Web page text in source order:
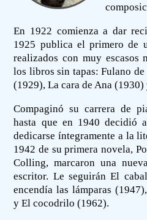
En 1922 comienza a dar
1925 publica el primero de
realizados con muy escasos
los libros sin tapas: Fulano
(1929), La cara de Ana
Compaginó su carrera de
hasta que en 1940 decidió
dedicarse íntegramente a la
1942 de su primera novela,
Colling, marcaron una
escritor. Le seguirán El
encendía las lámparas
y El cocodrilo (1962).